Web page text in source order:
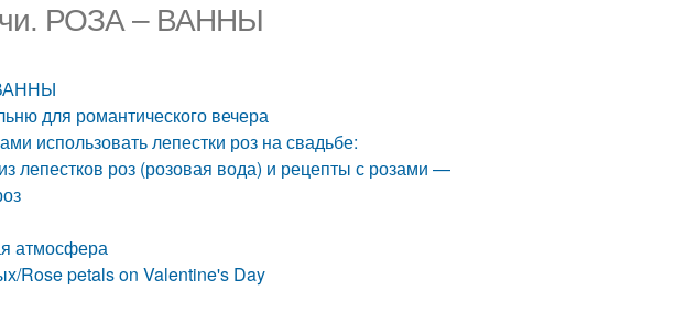
РОЗА – ВАННЫ
для романтического вечера
использовать лепестки роз на свадьбе:
лепестков роз (розовая вода) и рецепты с розами —
атмосфера
Rose petals on Valentine's Day